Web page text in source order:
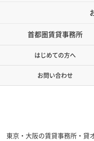
首都圏賃貸事務所
はじめての方へ
お問い合わせ
東京・大阪の賃貸事務所・貸